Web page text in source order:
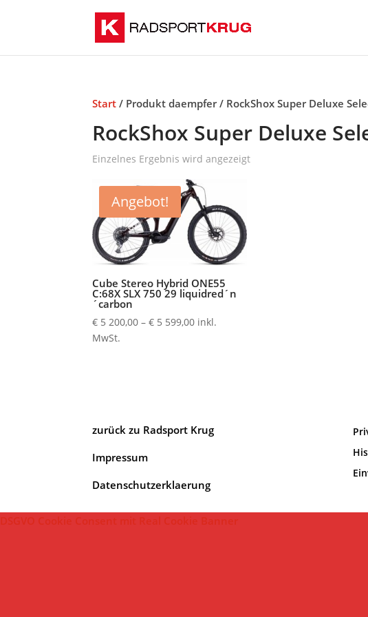
Start / Produkt daempfer / RockShox Super Deluxe
RockShox Super Deluxe
Einzelnes Ergebnis wird angezeigt
Angebot!
Cube Stereo Hybrid ONE55
C:68X SLX 750 29 liquidred´n
´carbon
€ 5 200,00 –€ 5 599,00Preisspanne:
inkl.
MwSt.
zurück zu Radsport Krug
Impressum
Datenschutzerklaerung
DSGVO Cookie Consent mit Real Cookie Banner